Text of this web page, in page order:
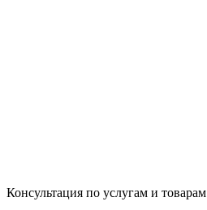
Консультация по услугам и товарам